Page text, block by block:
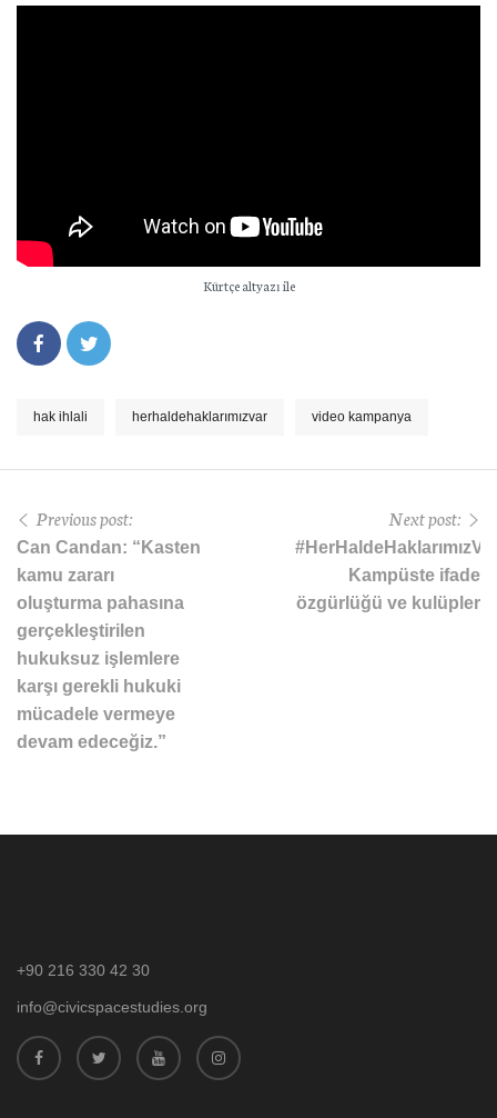
Kürtçe altyazı ile
hak ihlali herhaldehaklarımızvar video kampanya
Previous post:
Can Candan: “Kasten
kamu zararı
oluşturma pahasına
gerçekleştirilen
hukuksuz işlemlere
karşı gerekli hukuki
mücadele vermeye
devam edeceğiz.”
Next post:
Kampüste ifade
özgürlüğü ve kulüpler
+90 216 330 42 30
info@civicspacestudies.org